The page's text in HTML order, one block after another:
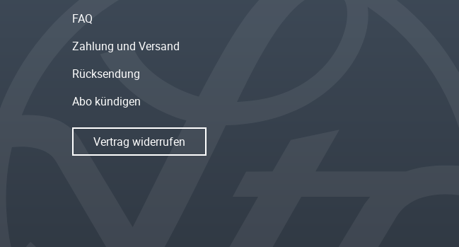
FAQ
Zahlung und Versand
Rücksendung
Abo kündigen
Vertrag widerrufen